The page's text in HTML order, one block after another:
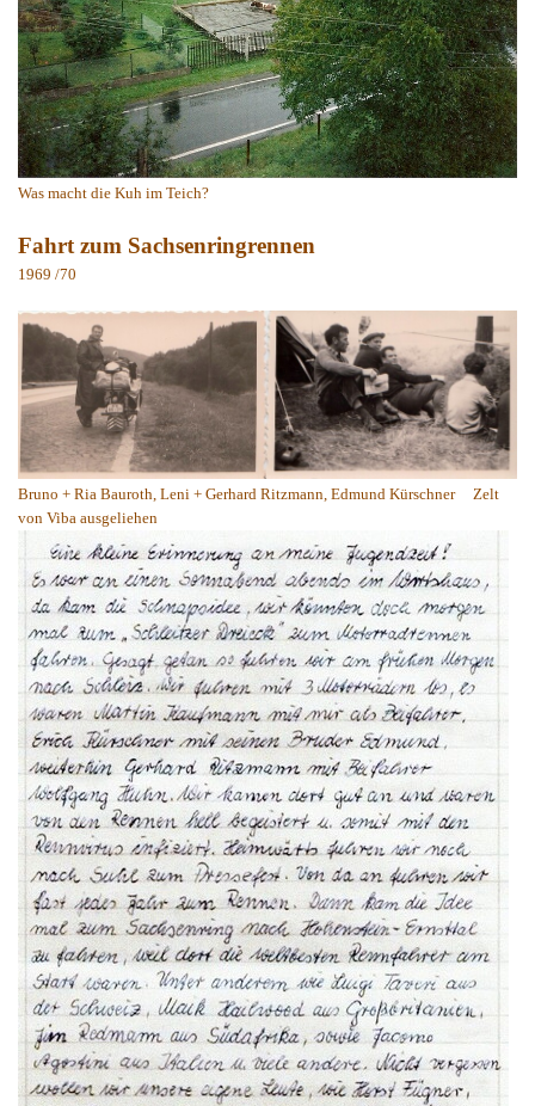
Was macht die Kuh im Teich?
Fahrt zum Sachsenringrennen
1969 /70
Bruno + Ria Bauroth, Leni + Gerhard Ritzmann, Edmund Kürschner
Zelt
von Viba ausgeliehen